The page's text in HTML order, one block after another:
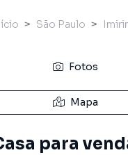
São Paulo
Fotos
Mapa
para